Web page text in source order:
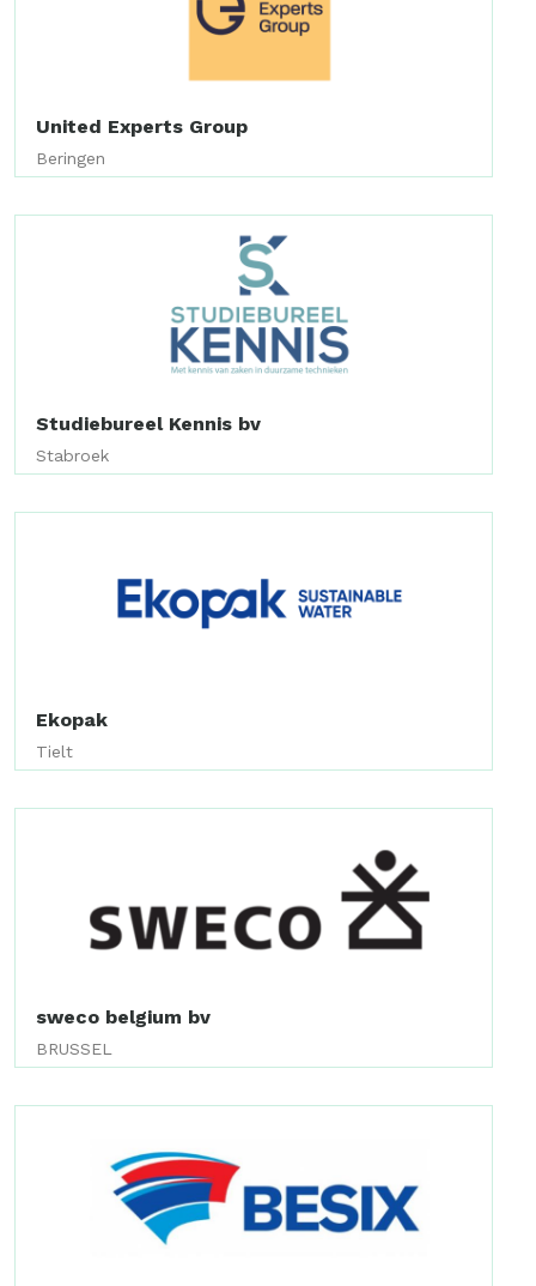
United Experts Group
Beringen
Studiebureel Kennis bv
Stabroek
Ekopak
Tielt
sweco belgium bv
BRUSSEL